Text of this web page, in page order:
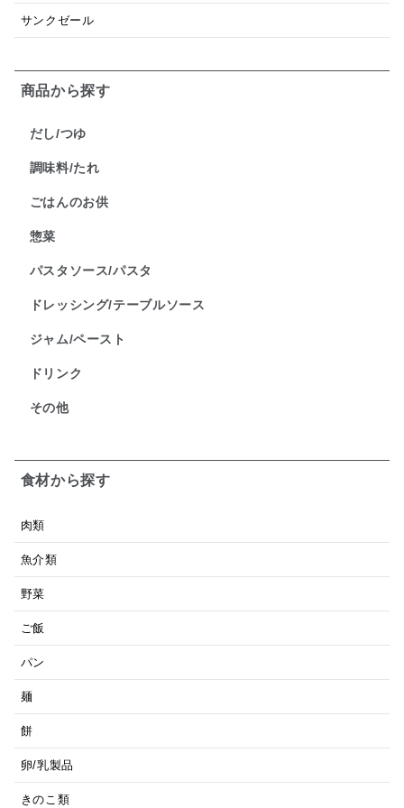
サンクゼール
商品から探す
だし/つゆ
調味料/たれ
ごはんのお供
惣菜
パスタソース/パスタ
ドレッシング/テーブルソース
ジャム/ペースト
ドリンク
その他
食材から探す
肉類
魚介類
野菜
ご飯
パン
麺
餅
卵/乳製品
きのこ類